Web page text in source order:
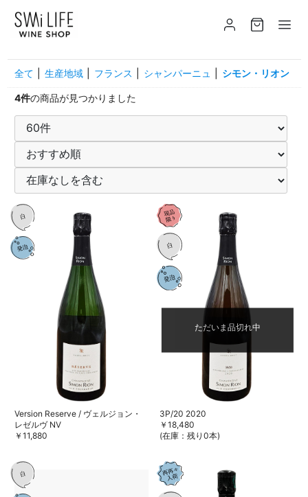
全て 生産地域 フランス シャンパーニュ シモン・リオン
4件の商品が見つかりました
Version Reserve / ヴェルジョン・
レゼルヴ NV
￥11,880
ただいま品切れ中
3P/20 2020
￥18,480
(在庫：残り0本)